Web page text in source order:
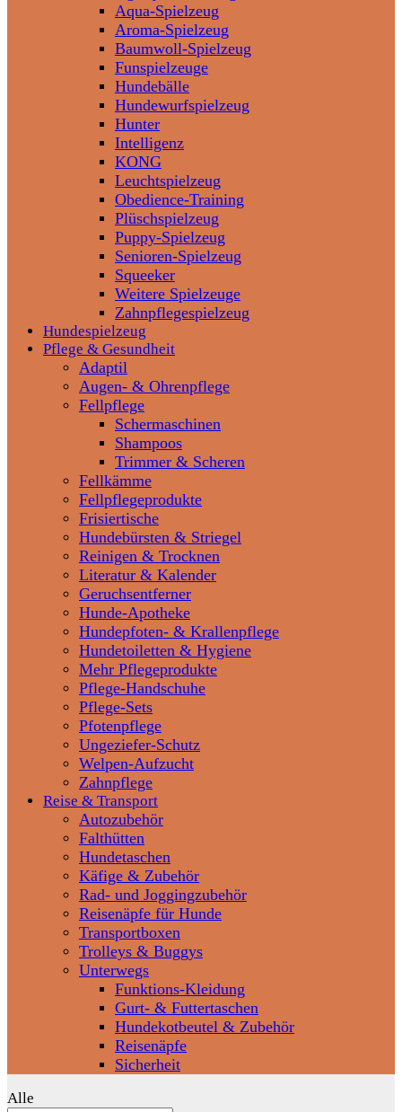
Aqua-Spielzeug
Aroma-Spielzeug
Baumwoll-Spielzeug
Funspielzeuge
Hundebälle
Hundewurfspielzeug
Hunter
Intelligenz
KONG
Leuchtspielzeug
Obedience-Training
Plüschspielzeug
Puppy-Spielzeug
Senioren-Spielzeug
Squeeker
Weitere Spielzeuge
Zahnpflegespielzeug
Hundespielzeug
Pflege & Gesundheit
Adaptil
Augen- & Ohrenpflege
Fellpflege
Schermaschinen
Shampoos
Trimmer & Scheren
Fellkämme
Fellpflegeprodukte
Frisiertische
Hundebürsten & Striegel
Reinigen & Trocknen
Literatur & Kalender
Geruchsentferner
Hunde-Apotheke
Hundepfoten- & Krallenpflege
Hundetoiletten & Hygiene
Mehr Pflegeprodukte
Pflege-Handschuhe
Pflege-Sets
Pfotenpflege
Ungeziefer-Schutz
Welpen-Aufzucht
Zahnpflege
Reise & Transport
Autozubehör
Falthütten
Hundetaschen
Käfige & Zubehör
Rad- und Joggingzubehör
Reisenäpfe für Hunde
Transportboxen
Trolleys & Buggys
Unterwegs
Funktions-Kleidung
Gurt- & Futtertaschen
Hundekotbeutel & Zubehör
Reisenäpfe
Sicherheit
Alle